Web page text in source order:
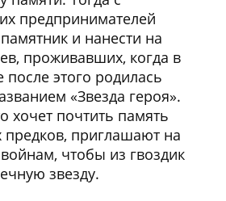
предпринимателей
и нанести на
проживавших, когда в
этого родилась
«Звезда героя».
хочет почтить память
предков, приглашают на
чтобы из гвоздик
звезду.